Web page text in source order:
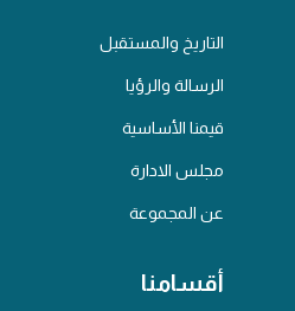
التاريخ والمستقبل
الرسالة والرؤيا
قيمنا الأساسية
مجلس الادارة
عن المجموعة
أقسامنا